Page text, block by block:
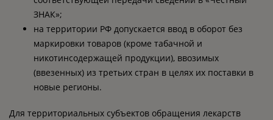
ЗНАК»;
на территории РФ допускается ввод в оборот без
маркировки товаров (кроме табачной и
никотинсодержащей продукции), ввозимых
(ввезенных) из третьих стран в целях их поставки в
новые регионы.
Для территориальных субъектов обращения лекарств